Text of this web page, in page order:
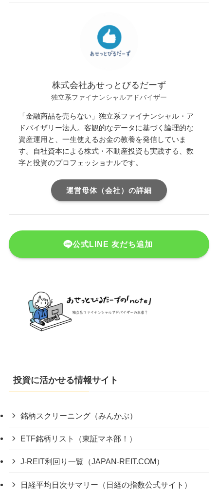
株式会社あせっとびるだーず
独立系ファイナンシャルアドバイザー
「金融商品を売らない」独立系ファイナンシャル・ア
ドバイザリー法人。客観的なデータに基づく論理的な
資産運用と、一生使えるお金の教養を発信していま
す。自社資本による株式・不動産投資も実践する、数
字と投資のプロフェッショナルです。
運営母体（会社）の詳細
公式LINE 友だち追加
投資に活かせる情報サイト
銘柄スクリーニング（みんかぶ）
ETF銘柄リスト（東証マネ部！）
J-REIT利回り一覧（JAPAN-REIT.COM）
日経平均日次サマリー（日経の指数公式サイト）